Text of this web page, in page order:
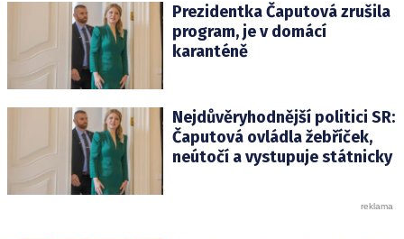
Prezidentka Čaputová zrušila
program, je v domácí
karanténě
Nejdůvěryhodnější politici SR:
Čaputová ovládla žebříček,
neútočí a vystupuje státnicky